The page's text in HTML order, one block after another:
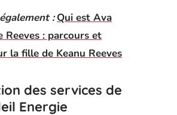
: Qui est Ava
Reeves : parcours et
la fille de Keanu Reeves
des services de
Energie